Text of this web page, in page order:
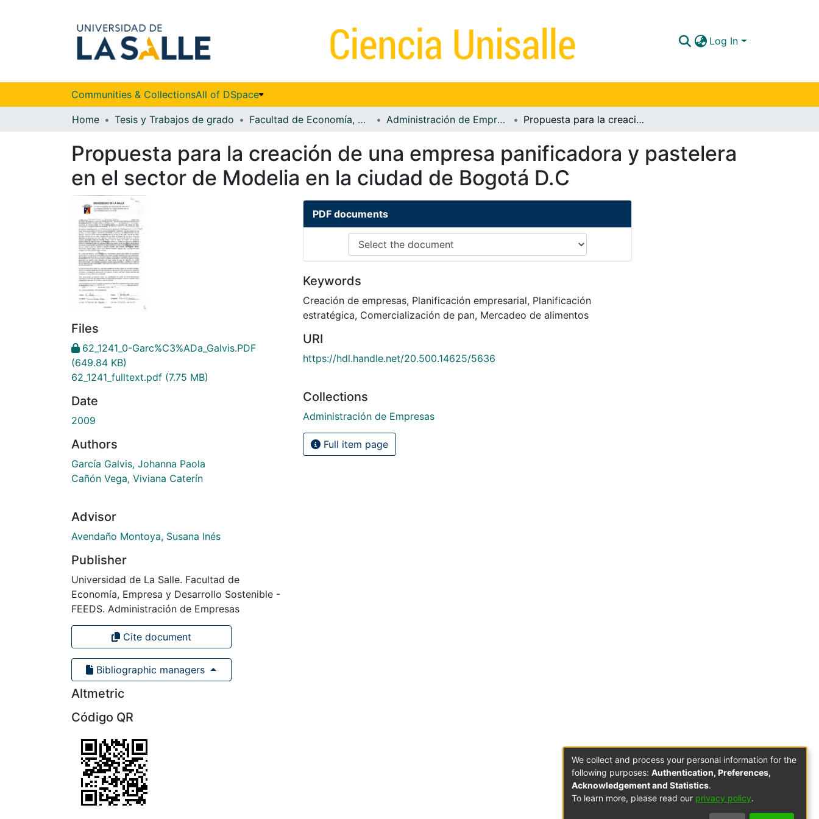
Log In
Communities & CollectionsAll of DSpace
Home Tesis y Trabajos de grado Facultad de Economía, Empresa y Desarrollo Sostenible - FEEDS Administración de Empresas Propuesta para la creación de una empresa panificadora y pastelera en el sector de Modelia en la ciudad de Bogotá D.C
Propuesta para la creación de una empresa panificadora y pastelera
en el sector de Modelia en la ciudad de Bogotá D.C
Files
62_1241_0-Garc%C3%ADa_Galvis.PDF
(649.84 KB)
62_1241_fulltext.pdf (7.75 MB)
Date
2009
Authors
García Galvis, Johanna Paola
Cañón Vega, Viviana Caterín
Advisor
Avendaño Montoya, Susana Inés
Publisher
Universidad de La Salle. Facultad de
Economía, Empresa y Desarrollo Sostenible -
FEEDS. Administración de Empresas
Cite document
Bibliographic managers
Altmetric
Código QR
PDF documents
Keywords
Creación de empresas, Planificación empresarial, Planificación
estratégica, Comercialización de pan, Mercadeo de alimentos
URI
https://hdl.handle.net/20.500.14625/5636
Collections
Administración de Empresas
Full item page
We collect and process your personal information for the
following purposes: Authentication, Preferences,
Acknowledgement and Statistics.
To learn more, please read our privacy policy.